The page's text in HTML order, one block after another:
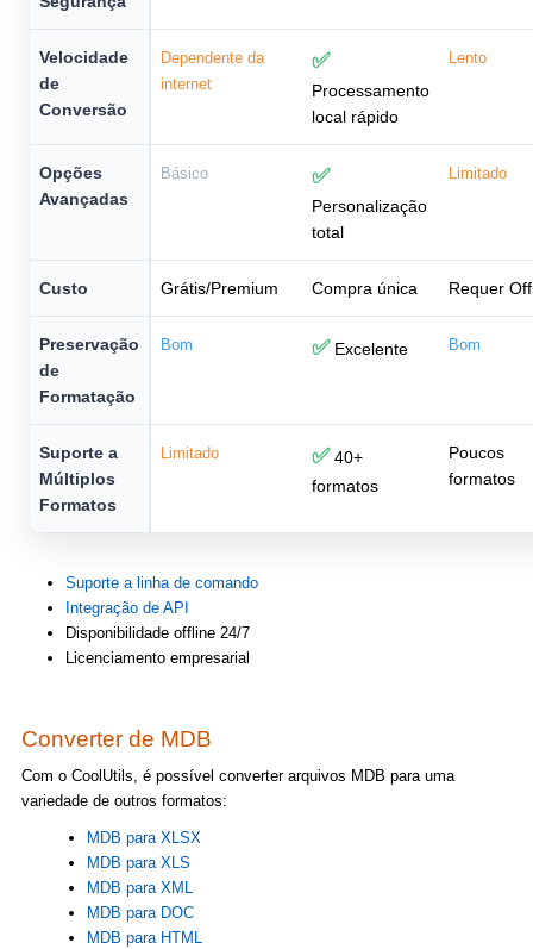
Velocidade
de
Conversão
Dependente da
internet
✅
Processamento
local rápido
Lento
Opções
Avançadas
Básico ✅
Personalização
total
Limitado
Custo Grátis/Premium Compra única Requer
Preservação
de
Formatação
Bom ✅Excelente Bom
Suporte a
Múltiplos
Formatos
Limitado ✅40+
formatos
Poucos
formatos
Suporte a linha de comando
Integração de API
Disponibilidade offline 24/7
Licenciamento empresarial
Converter de MDB
Com o CoolUtils, é possível converter arquivos MDB para uma
variedade de outros formatos:
MDB para XLSX
MDB para XLS
MDB para XML
MDB para DOC
MDB para HTML